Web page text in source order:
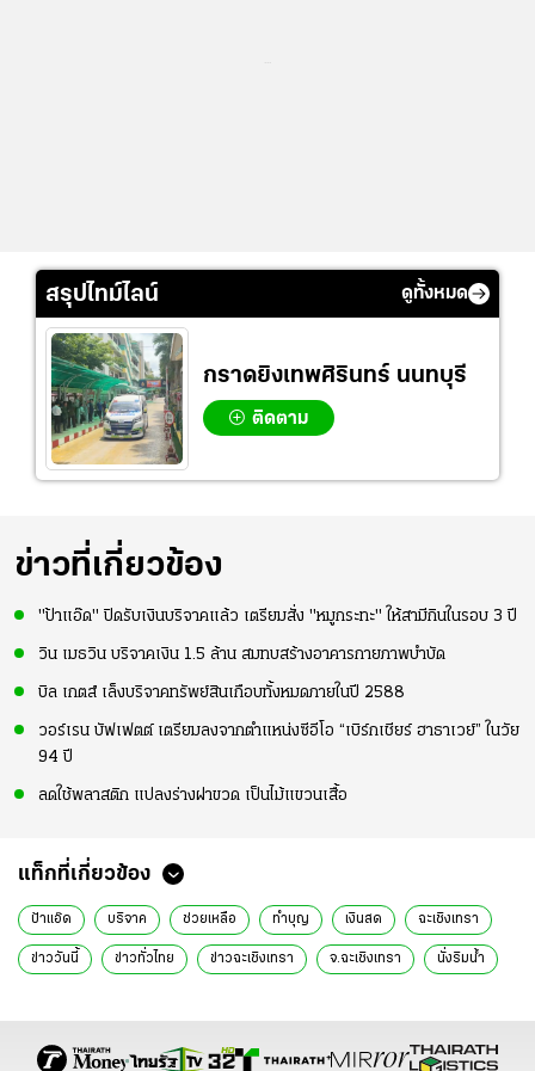
สรุปไทม์ไลน์ ดูทั้งหมด
กราดยิงเทพศิรินทร์ นนทบุรี
ติดตาม
ข่าวที่เกี่ยวข้อง
"ป้าแอ๊ด" ปิดรับเงินบริจาคแล้ว เตรียมสั่ง "หมูกระทะ" ให้สามีกินในรอบ 3 ปี
วิน เมธวิน บริจาคเงิน 1.5 ล้าน สมทบสร้างอาคารกายภาพบำบัด
บิล เกตส์ เล็งบริจาคทรัพย์สินเกือบทั้งหมดภายในปี 2588
วอร์เรน บัฟเฟตต์ เตรียมลงจากตำแหน่งซีอีโอ “เบิร์กเชียร์ ฮาธาเวย์” ในวัย
94 ปี
ลดใช้พลาสติก แปลงร่างฝาขวด เป็นไม้แขวนเสื้อ
แท็กที่เกี่ยวข้อง
ป้าแอ๊ด บริจาค ช่วยเหลือ ทำบุญ เงินสด ฉะเชิงเทรา
ข่าววันนี้ ข่าวทั่วไทย ข่าวฉะเชิงเทรา จ.ฉะเชิงเทรา นั่งริมน้ำ